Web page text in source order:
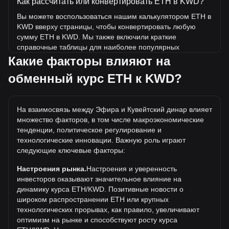
Вы можете воспользоваться нашим калькулятором ETH в
KWD вверху страницы, чтобы конвертировать любую
сумму ETH в KWD. Мы также включили краткие
справочные таблицы для наиболее популярных
конвертаций. Например, 5 KWD эквивалентны 0.008455
ETH, а 5 ETH будут стоить около 2,956.74KWD.
Какова самая высокая цена ETH/KWD в истории?
составляет د.ك1,533.18. Еще неизвестно, превысит ли
стоимость 1 ETH в KWD текущий исторический
максимум.
Какова динамика цен Эфира в KWD?
За последние 7 дней обменный курс Эфира (ETH)
Эфира (ETH) вырос на 5.87% по отношению к
следующей валюте: Кувейтский динар (KWD).
Какие факторы влияют на
обменный курс ETH к KWD?
На взаимосвязь между Эфира и Кувейтский динар влияет
множество факторов, в том числе макроэкономические
тенденции, политическое регулирование и
технологические инновации. Важную роль играют
следующие ключевые факторы:
Настроения рынка.Настроения и уверенность
инвесторов оказывают значительное влияние на
динамику курса ETH/KWD. Позитивные новости о
широком распространении ETH или крупных
технологических прорывах, как правило, увеличивают
оптимизм на рынке и способствуют росту курса